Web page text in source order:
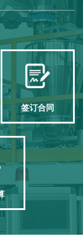
签订合同